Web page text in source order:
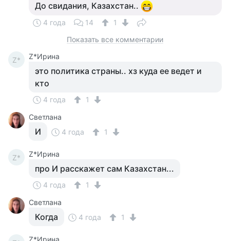
До свидания, Казахстан..
4 года 14
1
Показать все комментарии
Z* Z*Ирина
это политика страны.. хз куда ее ведет и
кто
4 года
1
Светлана
И 4 года 1
Z* Z*Ирина
про И расскажет сам Казахстан...
4 года
1
Светлана
Когда 4 года 1
Z*Ирина